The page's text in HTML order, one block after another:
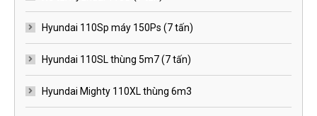
Hyundai 110Sp máy 150Ps (7 tấn)
Hyundai 110SL thùng 5m7 (7 tấn)
Hyundai Mighty 110XL thùng 6m3